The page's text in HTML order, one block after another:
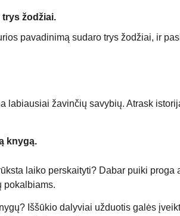
žodžiai.
pavadinimą sudaro trys žodžiai, ir
labiausiai žavinčių savybių. Atrask
knygą.
laiko perskaityti? Dabar puiki proga
pokalbiams.
Iššūkio dalyviai užduotis galės